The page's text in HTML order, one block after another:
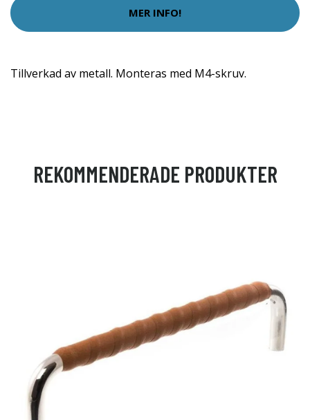
MER INFO!
Tillverkad av metall. Monteras med M4-skruv.
REKOMMENDERADE PRODUKTER